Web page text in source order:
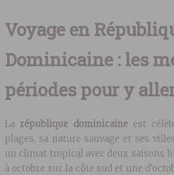
Voyage en
Dominicaine : les
périodes pour y
La république dominicaine est
plages, sa nature sauvage et ses
un climat tropical avec deux saisons
à octobre sur la côte sud et une